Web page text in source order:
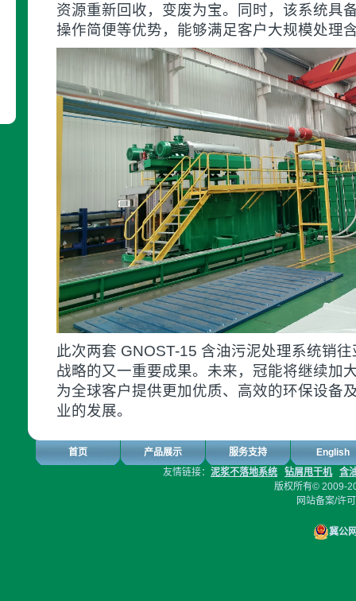
资源重新回收，变废为宝。同时，该系统具
操作简便等优势，能够满足客户大规模处理
此次两套 GNOST-15 含油污泥处理系统销
战略的又一重要成果。未来，冠能将继续加
为全球客户提供更加优质、高效的环保设备
业的发展。
首页 产品展示 服务支持
English
友情链接： 泥浆不落地系统 钻屑甩干机
含
版权所有© 2009-
网站备案/许
冀公